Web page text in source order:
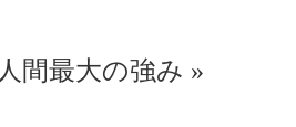
人間最大の強み »